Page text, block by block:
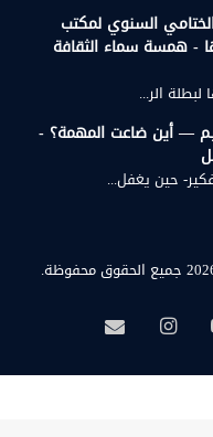
السنوي لمكتب
- همسة سماء الثقافة
لبطلة الر...
— أين ضاعت المهمة؟ -
حين يغفل...
‫YouTubeانستقرامبريد
همسة